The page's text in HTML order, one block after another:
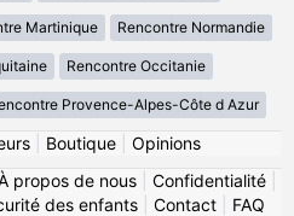
Martinique Rencontre Normandie
Rencontre Occitanie
Provence-Alpes-Côte d Azur
| Boutique| Opinions
propos de nous Confidentialité
des enfants| Contact| FAQ